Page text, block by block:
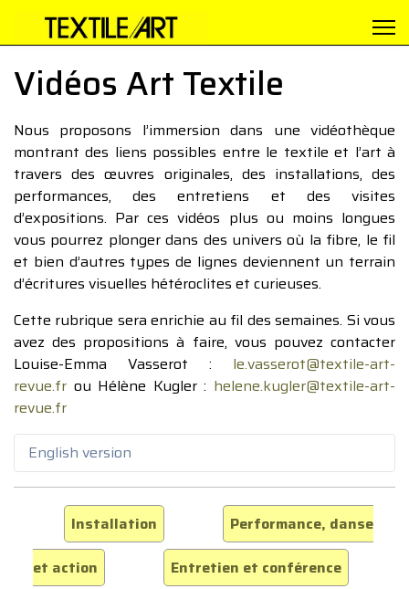
Vidéos Art Textile
Nous proposons l’immersion dans une vidéothèque
montrant des liens possibles entre le textile et l’art à
travers des œuvres originales, des installations, des
performances, des entretiens et des visites
d’expositions. Par ces vidéos plus ou moins longues
vous pourrez plonger dans des univers où la fibre, le fil
et bien d’autres types de lignes deviennent un terrain
d’écritures visuelles hétéroclites et curieuses.
Cette rubrique sera enrichie au fil des semaines. Si vous
avez des propositions à faire, vous pouvez contacter
Louise-Emma Vasserot : le.vasserot@textile-art-
revue.fr ou Hélène Kugler : helene.kugler@textile-art-
revue.fr
English version
Installation
Performance, danse
et action
Entretien et conférence